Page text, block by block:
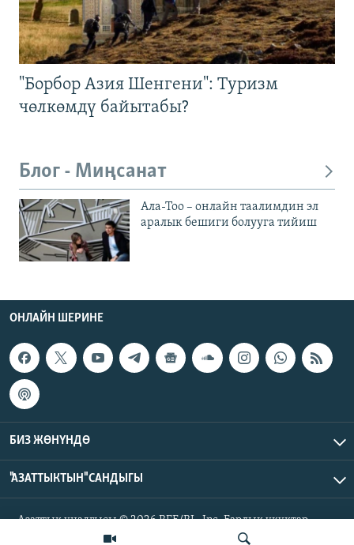
"Борбор Азия Шенгени": Туризм
чөлкөмдү байытабы?
Блог - Миңсанат
Ала-Тоо – онлайн таалимдин эл
аралык бешиги болууга тийиш
ОНЛАЙН ШЕРИНЕ
БИЗ ЖӨНҮНДӨ
"АЗАТТЫКТЫН" САНДЫГЫ
Азаттык үналгысы © 2026 RFE/RL, Inc. Бардык укуктар